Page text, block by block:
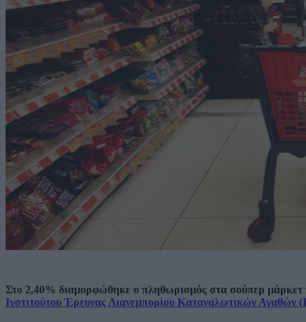
Στο 2,40% διαμορφώθηκε ο πληθωρισμός στα σούπερ
Ινστιτούτου Έρευνας Λιανεμπορίου Καταναλωτικών Αγαθών